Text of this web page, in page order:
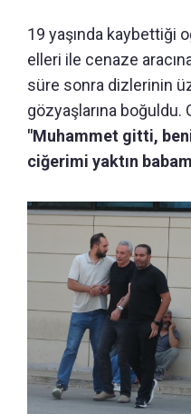
19 yaşında kaybettiği
elleri ile cenaze
süre sonra dizlerinin
gözyaşlarına boğuldu.
"Muhammet gitti,
ciğerimi yaktın